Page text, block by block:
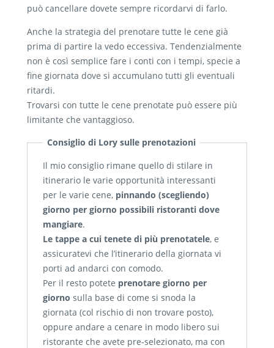
può cancellare dovete sempre ricordarvi di farlo.
Anche la strategia del prenotare tutte le cene già
prima di partire la vedo eccessiva. Tendenzialmente
non è così semplice fare i conti con i tempi, specie a
fine giornata dove si accumulano tutti gli eventuali
ritardi.
Trovarsi con tutte le cene prenotate può essere più
limitante che vantaggioso.
Consiglio di Lory sulle prenotazioni
Il mio consiglio rimane quello di stilare in
itinerario le varie opportunità interessanti
per le varie cene, pinnando (scegliendo)
giorno per giorno possibili ristoranti dove
mangiare.
Le tappe a cui tenete di più prenotatele, e
assicuratevi che l’itinerario della giornata vi
porti ad andarci con comodo.
Per il resto potete prenotare giorno per
giorno sulla base di come si snoda la
giornata (col rischio di non trovare posto),
oppure andare a cenare in modo libero sui
ristorante che avete pre-selezionato, ma con